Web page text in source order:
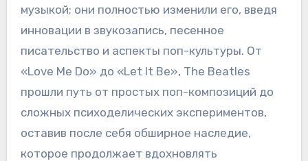
музыкой; они полностью изменили его, введя
инновации в звукозапись, песенное
писательство и аспекты поп-культуры. От
«Love Me Do» до «Let It Be», The Beatles
прошли путь от простых поп-композиций до
сложных психоделических экспериментов,
оставив после себя обширное наследие,
которое продолжает вдохновлять